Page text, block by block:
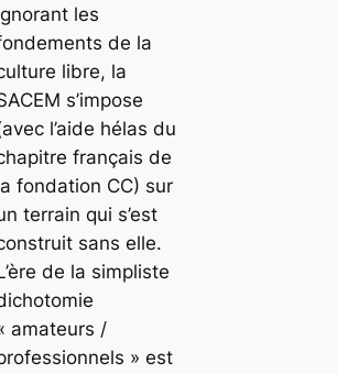
les
de la
libre, la
s’impose
l’aide hélas du
français de
fondation CC) sur
terrain qui s’est
sans elle.
de la simpliste
amateurs /
» est